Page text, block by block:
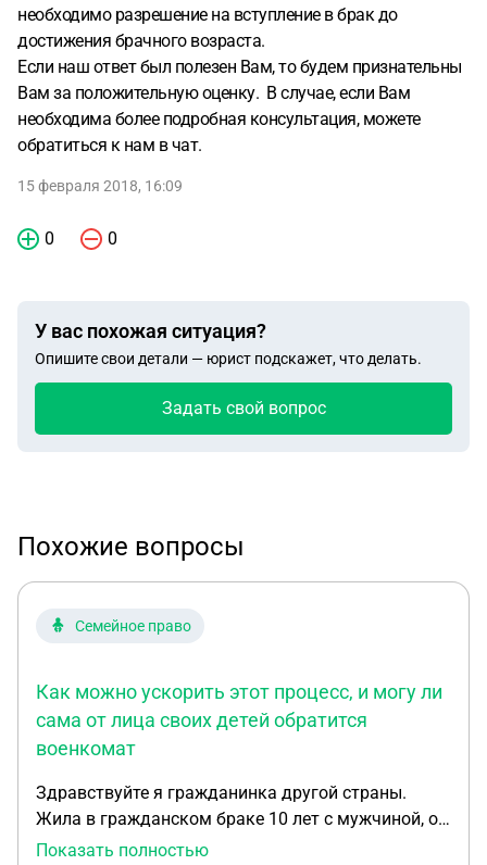
необходимо разрешение на вступление в брак до
достижения брачного возраста.
Если наш ответ был полезен Вам, то будем признательны
Вам за положительную оценку. В случае, если Вам
необходима более подробная консультация, можете
обратиться к нам в чат.
15 февраля 2018, 16:09
0 0
У вас похожая ситуация?
Опишите свои детали — юрист подскажет, что делать.
Задать свой вопрос
Похожие вопросы
Семейное право
Как можно ускорить этот процесс, и могу ли
сама от лица своих детей обратится
военкомат
Здравствуйте я гражданинка другой страны.
Жила в гражданском браке 10 лет с мужчиной, он
гражданин РФ. Трое детей несовершеннолетние,
Показать полностью